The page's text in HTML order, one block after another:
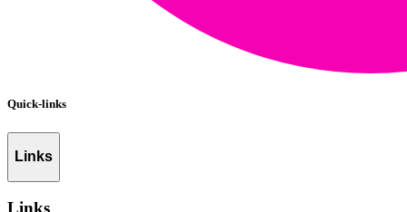
Quick-links
Links